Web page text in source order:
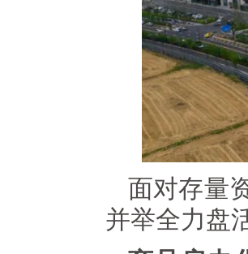
面对存量
并举全力盘